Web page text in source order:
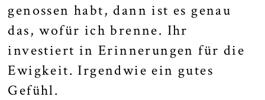
genossen habt, dann ist es genau
das, wofür ich brenne. Ihr
investiert in Erinnerungen für die
Ewigkeit. Irgendwie ein gutes
Gefühl.